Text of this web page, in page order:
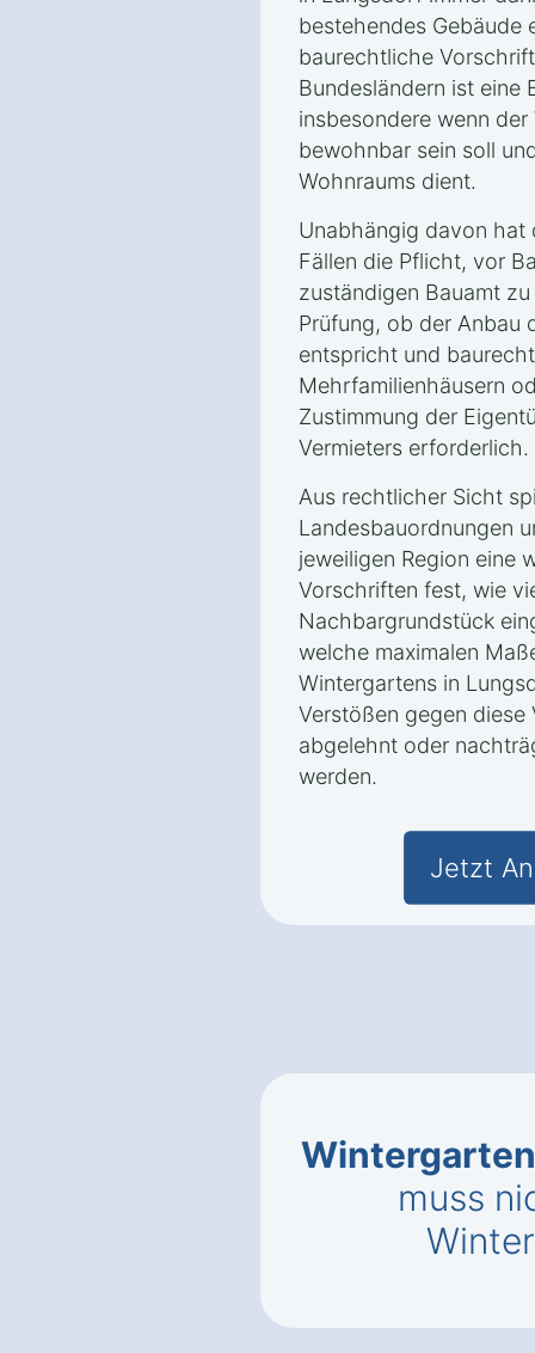
bestehendes Gebäude
baurechtliche
Bundesländern ist eine
insbesondere wenn
bewohnbar sein soll
Wohnraums dient.
Unabhängig davon hat
Fällen die Pflicht, vor
zuständigen Bauamt
Prüfung, ob der Anbau
entspricht und
Mehrfamilienhäusern
Zustimmung der
Vermieters erforderlich.
Aus rechtlicher Sicht
Landesbauordnungen
jeweiligen Region eine
Vorschriften fest, wie
Nachbargrundstück
welche maximalen
Wintergartens in
Verstößen gegen diese
abgelehnt oder
werden.
Jetzt
muss